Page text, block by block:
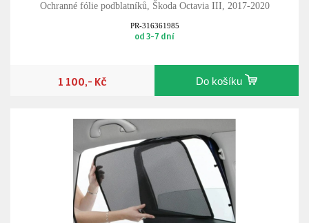
Ochranné fólie podblatníků, Škoda Octavia III, 2017-2020
PR-316361985
od 3-7 dní
1 100,- Kč Do košíku